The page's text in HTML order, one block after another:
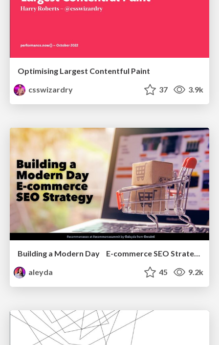
Optimising Largest Contentful Paint
csswizardry
37 3.9k
aleyda
45 9.2k